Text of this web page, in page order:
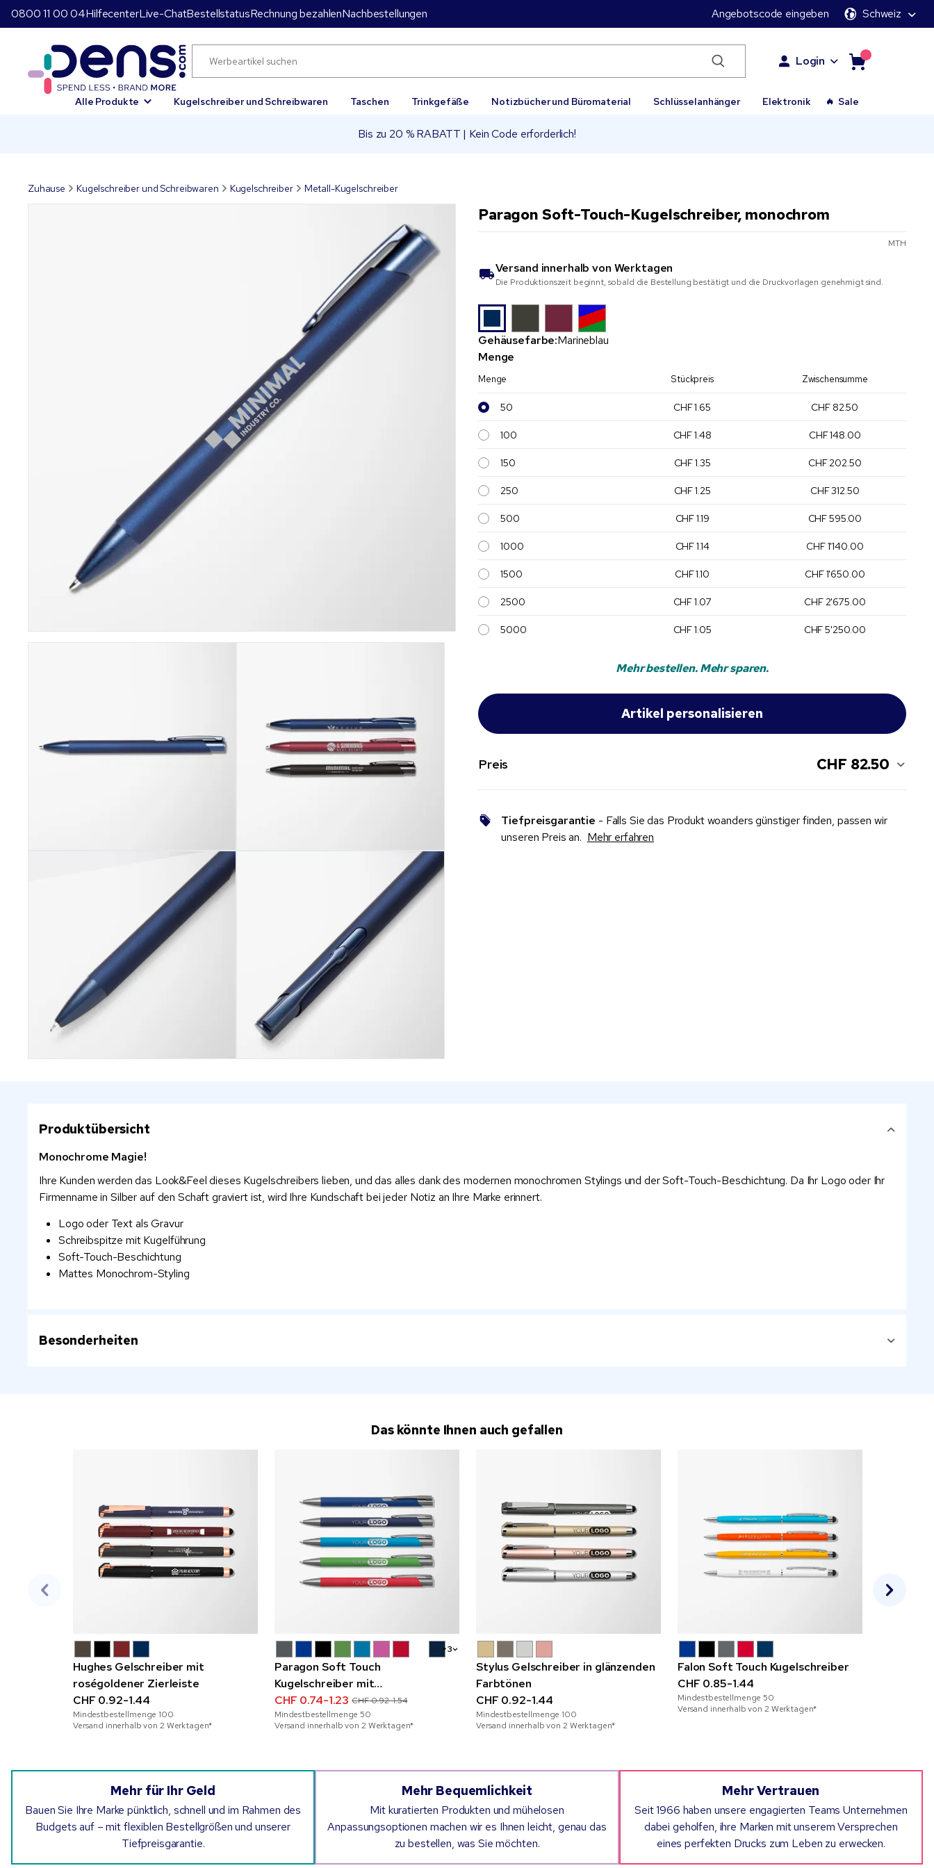
0800 11 00 04HilfecenterLive-ChatBestellstatusRechnung bezahlenNachbestellungen Angebotscode eingeben Schweiz
Login
Alle Produkte Kugelschreiber und Schreibwaren Taschen Trinkgefäße Notizbücher und Büromaterial Schlüsselanhänger Elektronik Sale
Bis zu 20 % RABATT | Kein Code erforderlich!
Zuhause Kugelschreiber und Schreibwaren Kugelschreiber Metall-Kugelschreiber
Paragon Soft-Touch-Kugelschreiber, monochrom
MTH
Versand innerhalb von Werktagen
Die Produktionszeit beginnt, sobald die Bestellung bestätigt und die Druckvorlagen genehmigt sind.
Gehäusefarbe:Marineblau
Menge
Menge Stückpreis Zwischensumme
50 CHF 1.65 CHF 82.50
100 CHF 1.48 CHF 148.00
150 CHF 1.35 CHF 202.50
250 CHF 1.25 CHF 312.50
500 CHF 1.19 CHF 595.00
1000 CHF 1.14 CHF 1'140.00
1500 CHF 1.10 CHF 1'650.00
2500 CHF 1.07 CHF 2'675.00
5000 CHF 1.05 CHF 5'250.00
Mehr bestellen. Mehr sparen.
Preis CHF 82.50
Tiefpreisgarantie - Falls Sie das Produkt woanders günstiger finden, passen wir
unseren Preis an. Mehr erfahren
Produktübersicht
Monochrome Magie!
Ihre Kunden werden das Look&Feel dieses Kugelschreibers lieben, und das alles dank des modernen monochromen Stylings und der Soft-Touch-Beschichtung. Da Ihr Logo oder Ihr
Firmenname in Silber auf den Schaft graviert ist, wird Ihre Kundschaft bei jeder Notiz an Ihre Marke erinnert.
Logo oder Text als Gravur
Schreibspitze mit Kugelführung
Soft-Touch-Beschichtung
Mattes Monochrom-Styling
Besonderheiten
Das könnte Ihnen auch gefallen
Hughes Gelschreiber mit
roségoldener Zierleiste
CHF 0.92-1.44
Mindestbestellmenge 100
Versand innerhalb von 2 Werktagen*
+3
Paragon Soft Touch
Kugelschreiber mit
Metallakzenten
CHF 0.74-1.23 CHF 0.92-1.54
Mindestbestellmenge50
Versand innerhalb von 2 Werktagen*
Stylus Gelschreiber in glänzenden
Farbtönen
CHF 0.92-1.44
Mindestbestellmenge 100
Versand innerhalb von 2 Werktagen*
Falon Soft Touch Kugelschreiber
CHF 0.85-1.44
Mindestbestellmenge50
Versand innerhalb von 2 Werktagen*
Mehr für Ihr Geld
Bauen Sie Ihre Marke pünktlich, schnell und im Rahmen des
Budgets auf – mit flexiblen Bestellgrößen und unserer
Tiefpreisgarantie.
Mehr Bequemlichkeit
Mit kuratierten Produkten und mühelosen
Anpassungsoptionen machen wir es Ihnen leicht, genau das
zu bestellen, was Sie möchten.
Mehr Vertrauen
Seit 1966 haben unsere engagierten Teams Unternehmen
dabei geholfen, ihre Marken mit unserem Versprechen
eines perfekten Drucks zum Leben zu erwecken.